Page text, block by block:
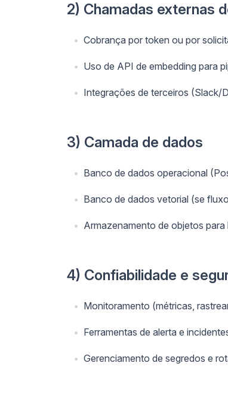
2) Chamadas externas
Cobrança por token ou por
Uso de API de embedding para
Integrações de terceiros (Slack/
3) Camada de dados
Banco de dados operacional
Banco de dados vetorial (se
Armazenamento de objetos
4) Confiabilidade e
Monitoramento (métricas,
Ferramentas de alerta e
Gerenciamento de segredos e